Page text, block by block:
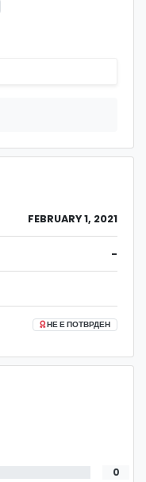
FEBRUARY 1, 2021
-
НЕ Е ПОТВРДЕН
0